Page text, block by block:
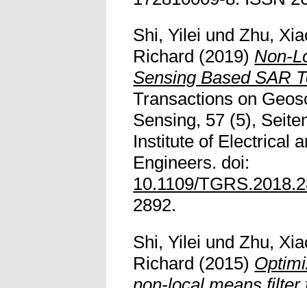
Shi, Yilei undZhu,
Richard (2019)Non-
Sensing Based SAR
Transactions on
Sensing, 57 (5),
Institute of Electrical
Engineers. doi:
10.1109/
2892.
Shi, Yilei undZhu,
Richard (2015)